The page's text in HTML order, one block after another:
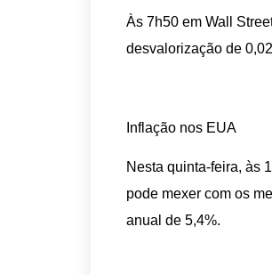
Às 7h50 em Wall
desvalorização de
Inflação nos EUA
Nesta quinta-feira, às
pode mexer com os
anual de 5,4%.